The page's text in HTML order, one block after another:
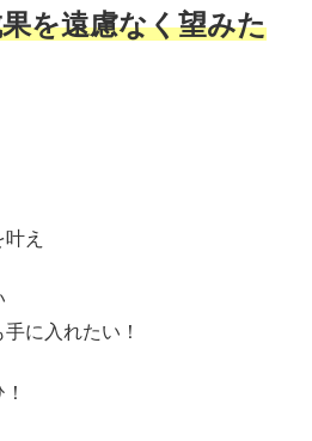
を遠慮なく望みた
え
に入れたい！